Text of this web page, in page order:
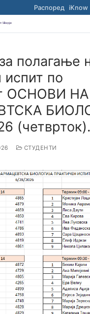
Распоред iKnow
полагање
испит по
ОСНОВИ НА
(четврток).
СТУДЕНТИ